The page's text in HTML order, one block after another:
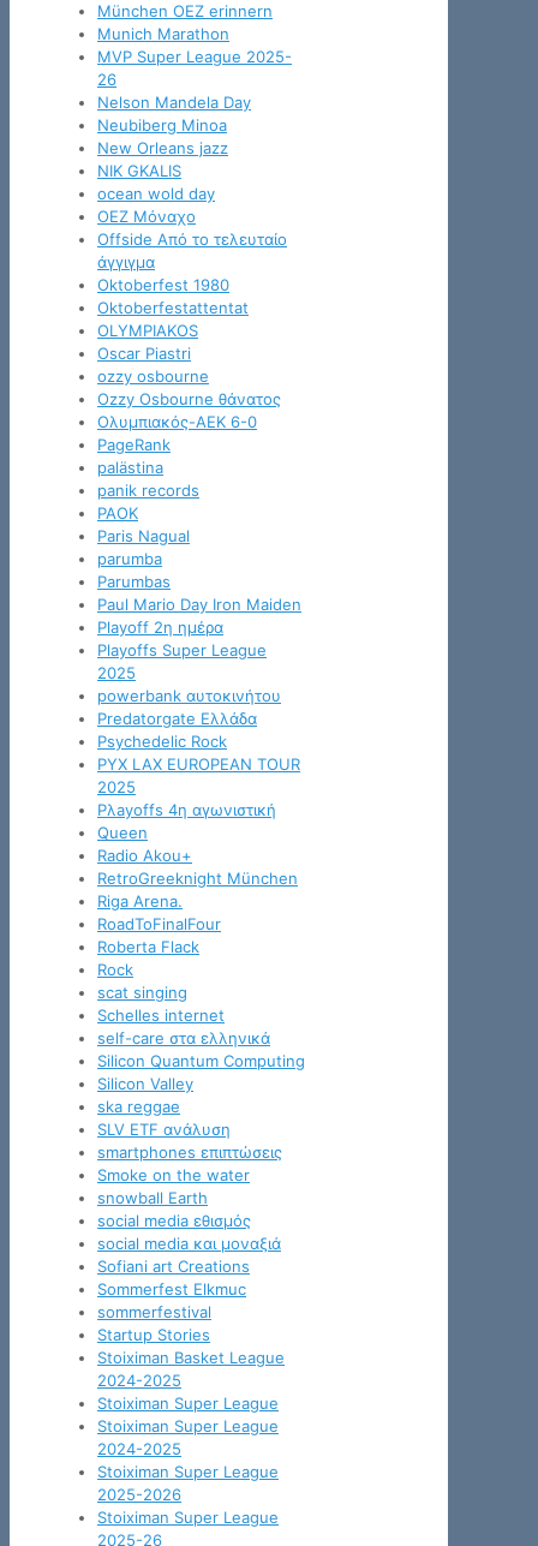
München OEZ erinnern
Munich Marathon
MVP Super League 2025-
26
Nelson Mandela Day
Neubiberg Minoa
New Orleans jazz
NIK GKALIS
ocean wold day
OEZ Μόναχο
Offside Από το τελευταίο
άγγιγμα
Oktoberfest 1980
Oktoberfestattentat
OLYMPIAKOS
Oscar Piastri
ozzy osbourne
Ozzy Osbourne θάνατος
Oλυμπιακός-ΑΕΚ 6-0
PageRank
palästina
panik records
PAOK
Paris Nagual
parumba
Parumbas
Paul Mario Day Iron Maiden
Playoff 2η ημέρα
Playoffs Super League
2025
powerbank αυτοκινήτου
Predatorgate Ελλάδα
Psychedelic Rock
PYX LAX EUROPEAN TOUR
2025
Pλayoffs 4η αγωνιστική
Queen
Radio Akou+
RetroGreeknight München
Riga Arena.
RoadToFinalFour
Roberta Flack
Rock
scat singing
Schelles internet
self-care στα ελληνικά
Silicon Quantum Computing
Silicon Valley
ska reggae
SLV ETF ανάλυση
smartphones επιπτώσεις
Smoke on the water
snowball Earth
social media εθισμός
social media και μοναξιά
Sofiani art Creations
Sommerfest Elkmuc
sommerfestival
Startup Stories
Stoiximan Basket League
2024-2025
Stoiximan Super League
Stoiximan Super League
2024-2025
Stoiximan Super League
2025-2026
Stoiximan Super League
2025-26